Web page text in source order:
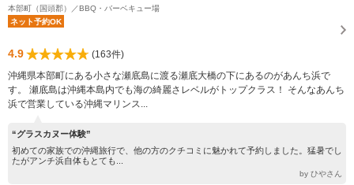
本部町（国頭郡）／BBQ・バーベキュー場
ネット予約OK
4.9
(163件)
沖縄県本部町にある小さな瀬底島に渡る瀬底大橋の下にあるのがあんち浜で
す。 瀬底島は沖縄本島内でも海の綺麗さレベルがトップクラス！ そんなあんち
浜で営業している沖縄マリンス...
“グラスカヌー体験”
初めての家族での沖縄旅行で、他の方のクチコミに魅かれて予約しました。猛暑でし
たがアンチ浜自体もとても...
by ひやさん